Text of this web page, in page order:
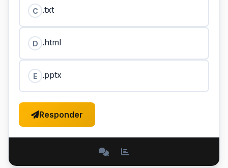
C .txt
D .html
E .pptx
Responder